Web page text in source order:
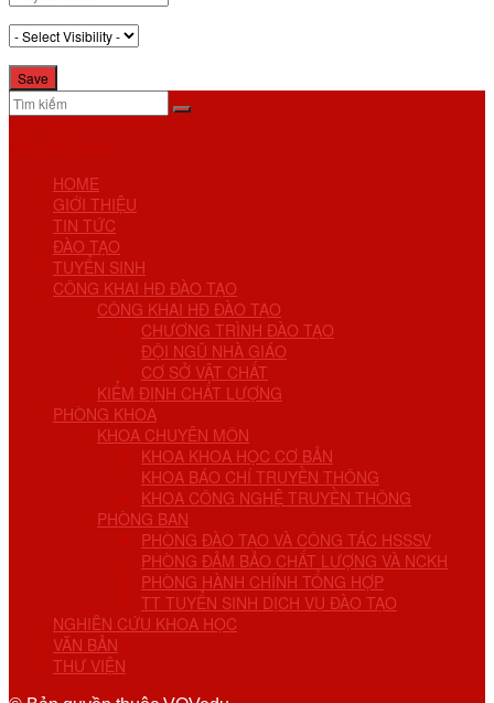
HOME
GIỚI THIỆU
TIN TỨC
ĐÀO TẠO
TUYỂN SINH
CÔNG KHAI HĐ ĐÀO TẠO
CÔNG KHAI HĐ ĐÀO TẠO
CHƯƠNG TRÌNH ĐÀO TẠO
ĐỘI NGŨ NHÀ GIÁO
CƠ SỞ VẬT CHẤT
KIỂM ĐỊNH CHẤT LƯỢNG
PHÒNG KHOA
KHOA CHUYÊN MÔN
KHOA KHOA HỌC CƠ BẢN
KHOA BÁO CHÍ TRUYỀN THÔNG
KHOA CÔNG NGHỆ TRUYỀN THÔNG
PHÒNG BAN
PHÒNG ĐÀO TẠO VÀ CÔNG TÁC HSSSV
PHÒNG ĐẢM BẢO CHẤT LƯỢNG VÀ NCKH
PHÒNG HÀNH CHÍNH TỔNG HỢP
TT TUYỂN SINH DỊCH VỤ ĐÀO TẠO
NGHIÊN CỨU KHOA HỌC
VĂN BẢN
THƯ VIỆN